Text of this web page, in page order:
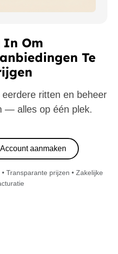
In Om
Te
ritten en beheer
— alles op één plek.
Account aanmaken
Transparante prijzen • Zakelijke